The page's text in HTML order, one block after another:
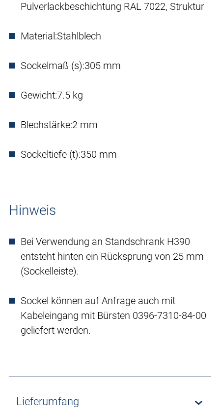
Pulverlackbeschichtung RAL 7022, Struktur
Material:Stahlblech
Sockelmaß (s):305 mm
Gewicht:7.5 kg
Blechstärke:2 mm
Sockeltiefe (t):350 mm
Hinweis
Bei Verwendung an Standschrank H390
entsteht hinten ein Rücksprung von 25 mm
(Sockelleiste).
Sockel können auf Anfrage auch mit
Kabeleingang mit Bürsten 0396-7310-84-00
geliefert werden.
Lieferumfang